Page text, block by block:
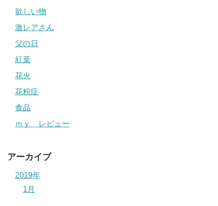
欲しい物
激レアさん
父の日
紅葉
花火
花粉症
食品
ｍｙ レビュー
アーカイブ
2019年
1月